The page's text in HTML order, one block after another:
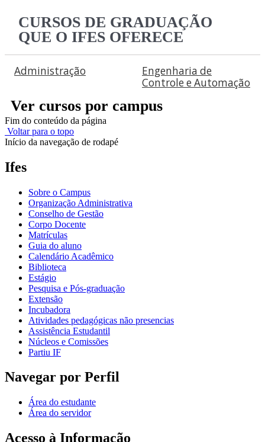
CURSOS DE GRADUAÇÃO
QUE O IFES OFERECE
Administração
Engenharia de
Controle e Automação
Ver cursos por campus
Fim do conteúdo da página
Voltar para o topo
Início da navegação de rodapé
Ifes
Sobre o Campus
Organização Administrativa
Conselho de Gestão
Corpo Docente
Matrículas
Guia do aluno
Calendário Acadêmico
Biblioteca
Estágio
Pesquisa e Pós-graduação
Extensão
Incubadora
Atividades pedagógicas não presencias
Assistência Estudantil
Núcleos e Comissões
Partiu IF
Navegar por Perfil
Área do estudante
Área do servidor
Acesso à Informação